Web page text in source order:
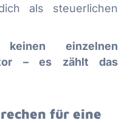
als steuerlichen
einzelnen
– es zählt das
für eine